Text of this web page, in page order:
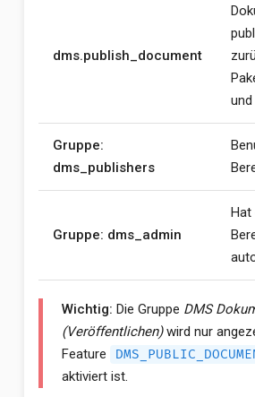
dms.publish_document
Gruppe:
dms_publishers
Gruppe: dms_admin
Hat
Wichtig: Die Gruppe DMS
(Veröffentlichen)wird nur
Feature
aktiviert ist.